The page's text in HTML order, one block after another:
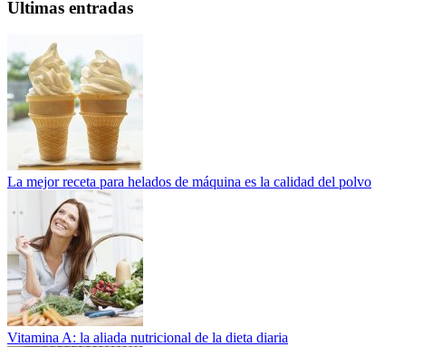
Ultimas entradas
La mejor receta para helados de máquina es la calidad del polvo
Vitamina A: la aliada nutricional de la dieta diaria